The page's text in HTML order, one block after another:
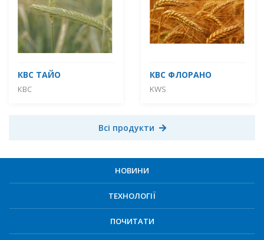
КВС ТАЙО
КВС
КBC ФЛОРАНО
KWS
Всі продукти
НОВИНИ
ТЕХНОЛОГІЇ
ПОЧИТАТИ